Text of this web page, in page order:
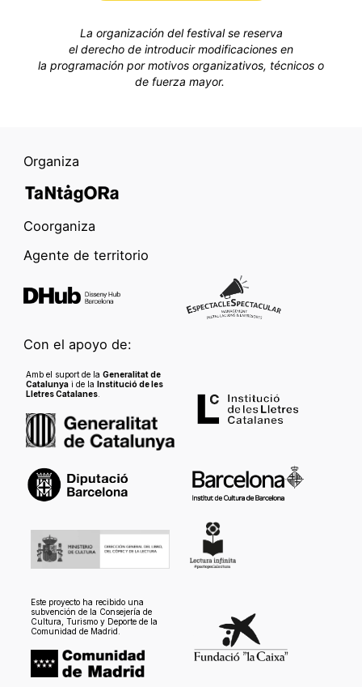
La organizacióndel festival se reserva
elderecho de introducir modificaciones en
la programación pormotivos organizativos, técnicos o
de fuerza mayor.
Organiza
Coorganiza
Agente de territorio
Con el apoyo de:
Amb el suport de la Generalitat de
Catalunyai de la Institució de les
Lletres Catalanes.
Este proyecto ha recibido una
subvención de la Consejería de
Cultura, Turismo y Deporte de la
Comunidad de Madrid.